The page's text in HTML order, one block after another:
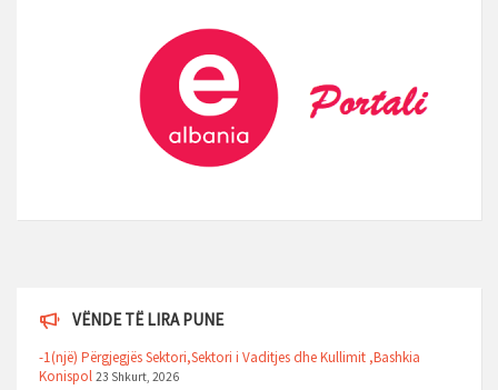
VËNDE TË LIRA PUNE
-1(një) Përgjegjës Sektori,Sektori i Vaditjes dhe Kullimit ,Bashkia
Konispol 23 Shkurt, 2026